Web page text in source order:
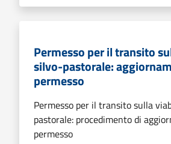
Permesso per il transito
silvo-pastorale:
permesso
Permesso per il transito sulla
pastorale: procedimento di
permesso